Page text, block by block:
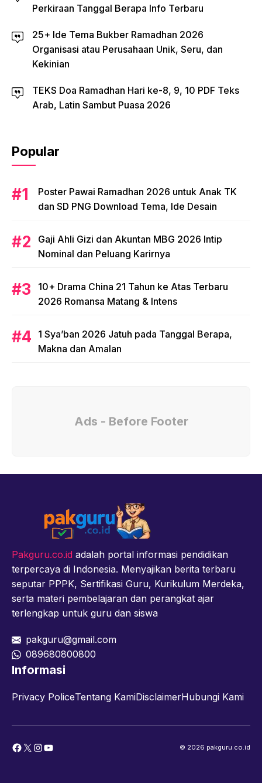
Perkiraan Tanggal Berapa Info Terbaru
25+ Ide Tema Bukber Ramadhan 2026
Organisasi atau Perusahaan Unik, Seru, dan
Kekinian
TEKS Doa Ramadhan Hari ke-8, 9, 10 PDF Teks
Arab, Latin Sambut Puasa 2026
Popular
Poster Pawai Ramadhan 2026 untuk Anak TK
dan SD PNG Download Tema, Ide Desain
Gaji Ahli Gizi dan Akuntan MBG 2026 Intip
Nominal dan Peluang Karirnya
10+ Drama China 21 Tahun ke Atas Terbaru
2026 Romansa Matang & Intens
1 Sya’ban 2026 Jatuh pada Tanggal Berapa,
Makna dan Amalan
Ads - Before Footer
Pakguru.co.id adalah portal informasi pendidikan
terpercaya di Indonesia. Menyajikan berita terbaru
seputar PPPK, Sertifikasi Guru, Kurikulum Merdeka,
serta materi pembelajaran dan perangkat ajar
terlengkap untuk guru dan siswa
pakguru@gmail.com
089680800800
Informasi
Privacy PoliceTentang KamiDisclaimerHubungi Kami
Facebook
X Instagram
YouTube © 2026 pakguru.co.id